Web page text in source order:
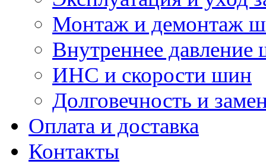
Монтаж и демонтаж
Внутреннее давление
ИНС и скорости шин
Долговечность и
Оплата и доставка
Контакты